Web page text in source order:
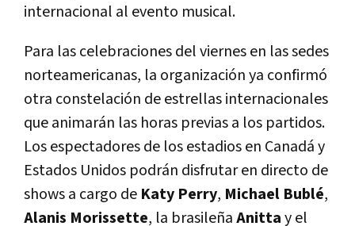
internacional al evento musical.
Para las celebraciones del viernes en las sedes
norteamericanas, la organización ya confirmó
otra constelación de estrellas internacionales
que animarán las horas previas a los partidos.
Los espectadores de los estadios en Canadá y
Estados Unidos podrán disfrutar en directo de
shows a cargo de Katy Perry, Michael Bublé,
Alanis Morissette, la brasileñaAnittay el